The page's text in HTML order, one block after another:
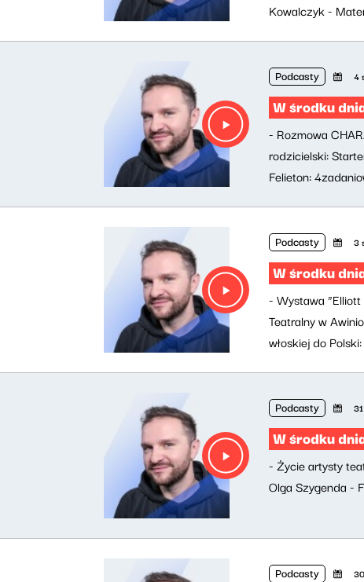
Kowalczyk -
Podcasty 4
W środku
- Rozmowa
rodzicielski:
Felieton:
Podcasty 3
W środku
- Wystawa
Teatralny w
włoskiej do
Podcasty
W środku
- Życie artysty
Olga Szygenda -
Podcasty